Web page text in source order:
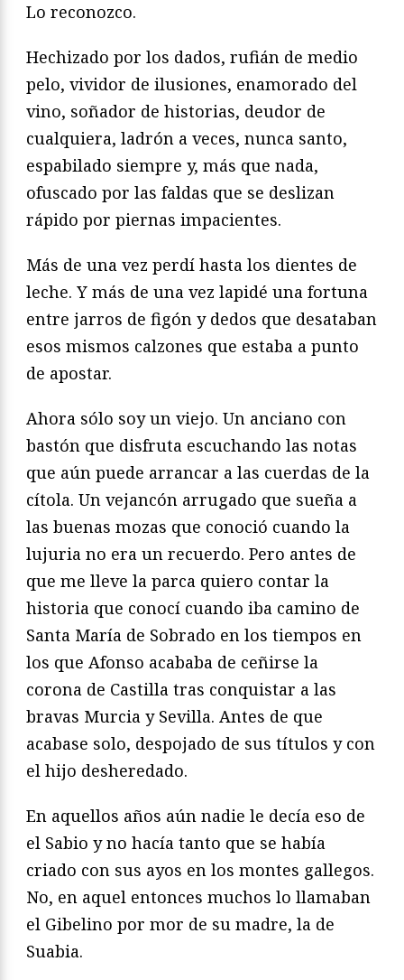
Lo reconozco.
Hechizado por los dados, rufián de medio
pelo, vividor de ilusiones, enamorado del
vino, soñador de historias, deudor de
cualquiera, ladrón a veces, nunca santo,
espabilado siempre y, más que nada,
ofuscado por las faldas que se deslizan
rápido por piernas impacientes.
Más de una vez perdí hasta los dientes de
leche. Y más de una vez lapidé una fortuna
entre jarros de figón y dedos que desataban
esos mismos calzones que estaba a punto
de apostar.
Ahora sólo soy un viejo. Un anciano con
bastón que disfruta escuchando las notas
que aún puede arrancar a las cuerdas de la
cítola. Un vejancón arrugado que sueña a
las buenas mozas que conoció cuando la
lujuria no era un recuerdo. Pero antes de
que me lleve la parca quiero contar la
historia que conocí cuando iba camino de
Santa María de Sobrado en los tiempos en
los que Afonso acababa de ceñirse la
corona de Castilla tras conquistar a las
bravas Murcia y Sevilla. Antes de que
acabase solo, despojado de sus títulos y con
el hijo desheredado.
En aquellos años aún nadie le decía eso de
el Sabio y no hacía tanto que se había
criado con sus ayos en los montes gallegos.
No, en aquel entonces muchos lo llamaban
el Gibelino por mor de su madre, la de
Suabia.